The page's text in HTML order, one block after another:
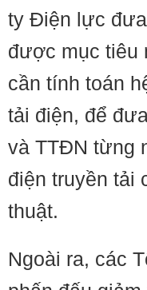
ty Điện lực
được mục tiêu
cần tính toán
tải điện, để
và TTĐN từng
điện truyền tải
thuật.
Ngoài ra, các